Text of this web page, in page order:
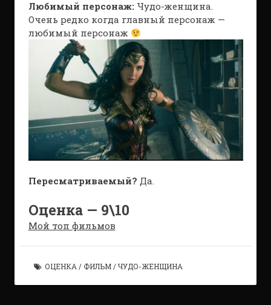
Любимый персонаж:Чудо-женщина.
Очень редко когда главный персонаж —
любимый персонаж
Пересматриваемый? Да.
Оценка — 9\10
Мой топ фильмов
ОЦЕНКА /ФИЛЬМ/ЧУДО-ЖЕНЩИНА